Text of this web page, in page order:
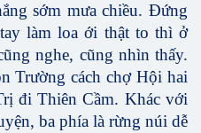
sớm mưa chiều. Đứng
làm loa ới thật to thì ở
nghe, cũng nhìn thấy.
Trường cách chợ Hội hai
đi Thiên Cầm. Khác với
ba phía là rừng núi dễ